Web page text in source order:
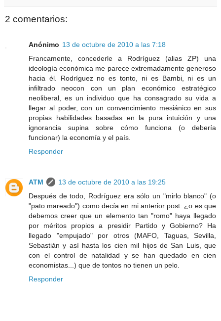
2 comentarios:
Anónimo 13 de octubre de 2010 a las 7:18
Francamente, concederle a Rodríguez (alias ZP) una
ideología económica me parece extremadamente generoso
hacia él. Rodríguez no es tonto, ni es Bambi, ni es un
infiltrado neocon con un plan económico estratégico
neoliberal, es un individuo que ha consagrado su vida a
llegar al poder, con un convencimiento mesiánico en sus
propias habilidades basadas en la pura intuición y una
ignorancia supina sobre cómo funciona (o debería
funcionar) la economía y el país.
Responder
ATM
13 de octubre de 2010 a las 19:25
Después de todo, Rodríguez era sólo un "mirlo blanco" (o
"pato mareado") como decía en mi anterior post: ¿o es que
debemos creer que un elemento tan "romo" haya llegado
por méritos propios a presidir Partido y Gobierno? Ha
llegado "empujado" por otros (MAFO, Taguas, Sevilla,
Sebastián y así hasta los cien mil hijos de San Luis, que
con el control de natalidad y se han quedado en cien
economistas...) que de tontos no tienen un pelo.
Responder